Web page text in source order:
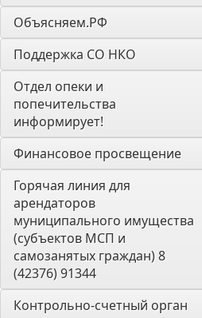
Объясняем.РФ
Поддержка СО НКО
Отдел опеки и
попечительства
информирует!
Финансовое просвещение
Горячая линия для
арендаторов
муниципального имущества
(субъектов МСП и
самозанятых граждан) 8
(42376) 91344
Контрольно-счетный орган